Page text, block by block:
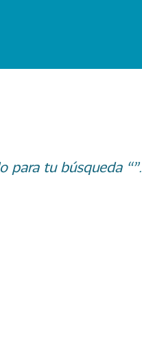
para tu búsqueda “”.